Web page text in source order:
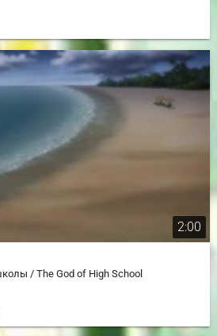
2:00
/ The God of High School